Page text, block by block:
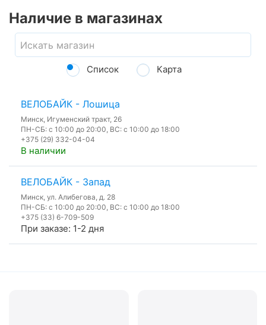
Наличие в магазинах
Список Карта
ВЕЛОБАЙК - Лошица
Минск, Игуменский тракт, 26
ПН-СБ: с 10:00 до 20:00, ВС: с 10:00 до 18:00
+375 (29) 332-04-04
В наличии
ВЕЛОБАЙК - Запад
Минск, ул. Алибегова, д. 28
ПН-СБ: с 10:00 до 20:00, ВС: с 10:00 до 18:00
+375 (33) 6-709-509
При заказе: 1-2 дня